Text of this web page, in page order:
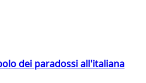
dei paradossi all'italiana